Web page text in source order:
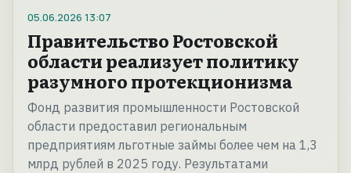
05.06.2026 13:07
Правительство Ростовской
области реализует политику
разумного протекционизма
Фонд развития промышленности Ростовской
области предоставил региональным
предприятиям льготные займы более чем на 1,3
млрд рублей в 2025 году. Результатами